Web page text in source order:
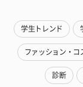
学生トレンド
ファッション・コ
診断